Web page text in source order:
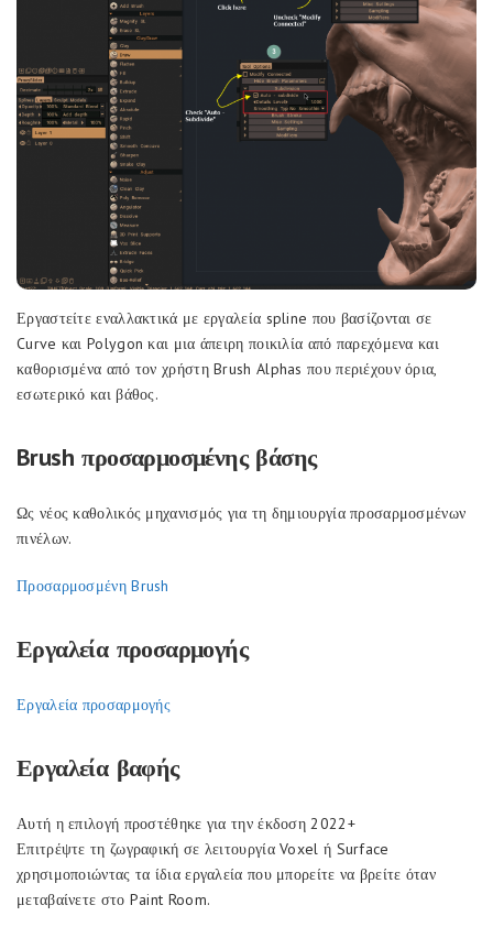
Εργαστείτε εναλλακτικά με εργαλεία spline που βασίζονται σε
Curve και Polygon και μια άπειρη ποικιλία από παρεχόμενα και
καθορισμένα από τον χρήστη Brush Alphas που περιέχουν όρια,
εσωτερικό και βάθος.
Brush προσαρμοσμένης βάσης
Ως νέος καθολικός μηχανισμός για τη δημιουργία προσαρμοσμένων
πινέλων.
Προσαρμοσμένη Brush
Εργαλεία προσαρμογής
Εργαλεία προσαρμογής
Εργαλεία βαφής
Αυτή η επιλογή προστέθηκε για την έκδοση 2022+
Επιτρέψτε τη ζωγραφική σε λειτουργία Voxel ή Surface
χρησιμοποιώντας τα ίδια εργαλεία που μπορείτε να βρείτε όταν
μεταβαίνετε στο Paint Room.